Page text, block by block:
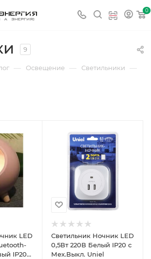
0
9
— Освещение — Светильники —
LED
IP20
Светильник Ночник LED
0,5Вт 220В Белый IP20 с
Мех.Выкл. Uniel